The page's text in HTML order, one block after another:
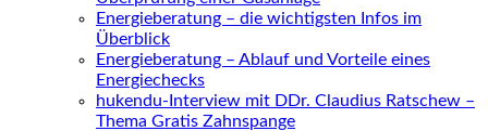
Energieberatung – die wichtigsten Infos im
Überblick
Energieberatung – Ablauf und Vorteile eines
Energiechecks
hukendu-Interview mit DDr. Claudius Ratschew –
Thema Gratis Zahnspange